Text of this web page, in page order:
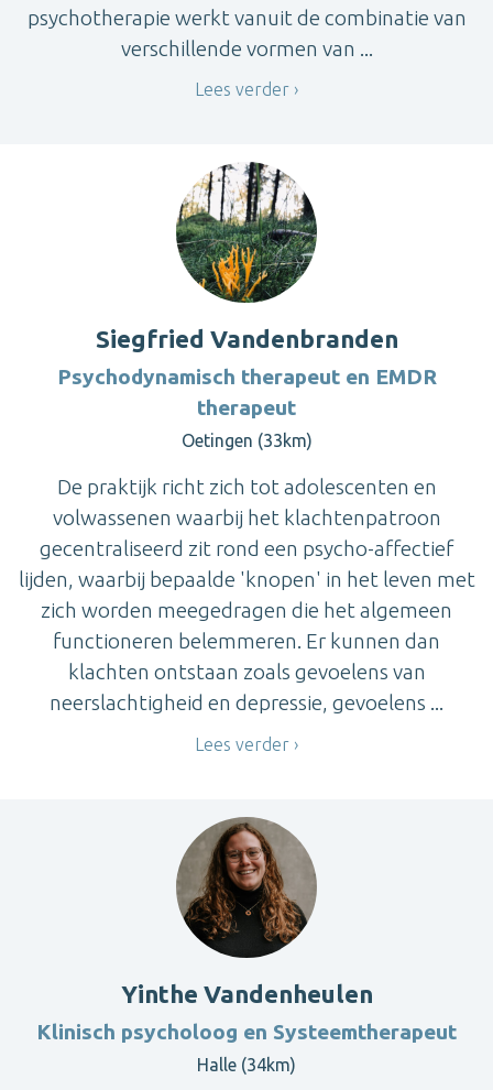
psychotherapie werkt vanuit de combinatie van
verschillende vormen van ...
Lees verder
Siegfried Vandenbranden
Psychodynamisch therapeut en EMDR
therapeut
Oetingen (33km)
De praktijk richt zich tot adolescenten en
volwassenen waarbij het klachtenpatroon
gecentraliseerd zit rond een psycho-affectief
lijden, waarbij bepaalde 'knopen' in het leven met
zich worden meegedragen die het algemeen
functioneren belemmeren. Er kunnen dan
klachten ontstaan zoals gevoelens van
neerslachtigheid en depressie, gevoelens ...
Lees verder
Yinthe Vandenheulen
Klinisch psycholoog en Systeemtherapeut
Halle (34km)